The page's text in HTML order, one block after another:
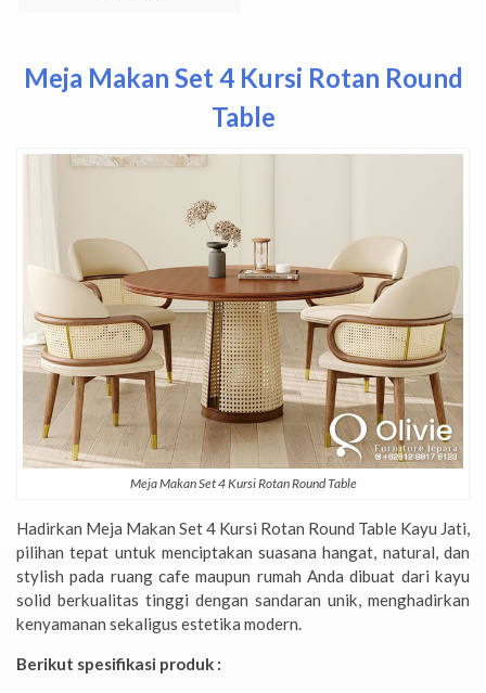
Meja Makan Set 4 Kursi Rotan Round
Table
Meja Makan Set 4 Kursi Rotan Round Table
Hadirkan Meja Makan Set 4 Kursi Rotan Round Table Kayu Jati,
pilihan tepat untuk menciptakan suasana hangat, natural, dan
stylish pada ruang cafe maupun rumah Anda dibuat dari kayu
solid berkualitas tinggi dengan sandaran unik, menghadirkan
kenyamanan sekaligus estetika modern.
Berikut spesifikasi produk :